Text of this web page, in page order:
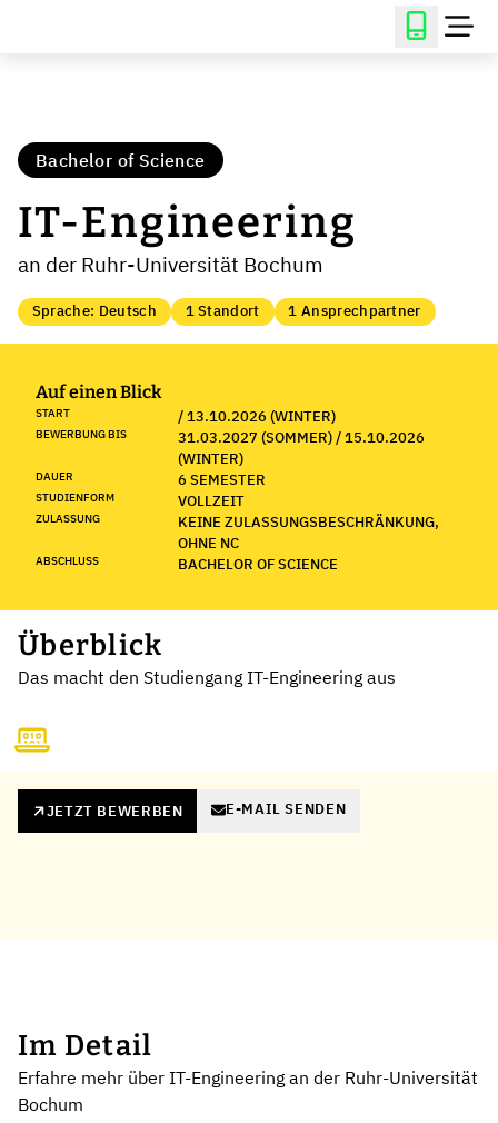
Bachelor of Science
IT-Engineering
an der Ruhr-Universität Bochum
Sprache: Deutsch 1 Standort 1 Ansprechpartner
Auf einen Blick
START / 13.10.2026 (WINTER)
BEWERBUNG BIS
31.03.2027 (SOMMER) / 15.10.2026
(WINTER)
DAUER 6 SEMESTER
STUDIENFORM VOLLZEIT
ZULASSUNG
KEINE ZULASSUNGSBESCHRÄNKUNG,
OHNE NC
ABSCHLUSS BACHELOR OF SCIENCE
Überblick
Das macht den Studiengang IT-Engineering aus
JETZT BEWERBEN E-MAIL SENDEN
Im Detail
Erfahre mehr über IT-Engineering an der Ruhr-Universität
Bochum